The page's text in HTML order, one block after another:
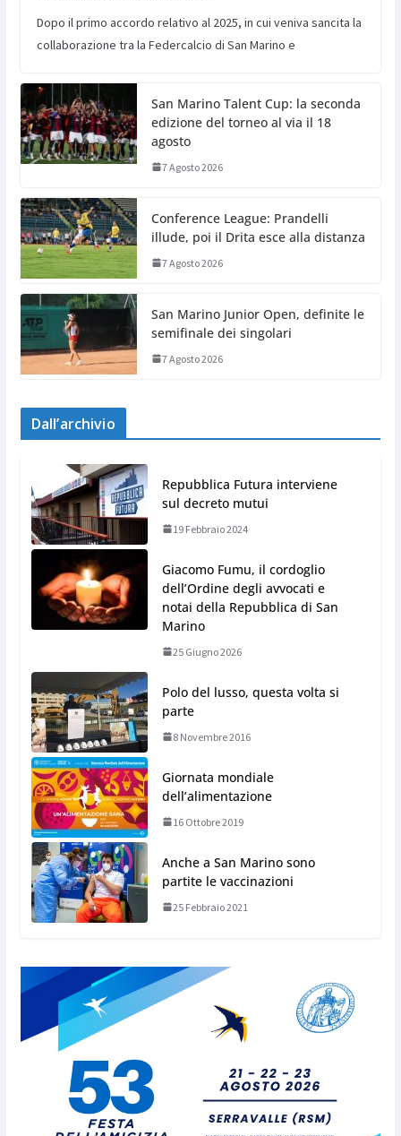
Dopo il primo accordo relativo al 2025, in cui veniva sancita la
collaborazione tra la Federcalcio di San Marino e
San Marino Talent Cup: la seconda
edizione del torneo al via il 18
agosto
7 Agosto 2026
Conference League: Prandelli
illude, poi il Drita esce alla distanza
7 Agosto 2026
San Marino Junior Open, definite le
semifinale dei singolari
7 Agosto 2026
Dall’archivio
Repubblica Futura interviene
sul decreto mutui
19 Febbraio 2024
Giacomo Fumu, il cordoglio
dell’Ordine degli avvocati e
notai della Repubblica di San
Marino
25 Giugno 2026
Polo del lusso, questa volta si
parte
8 Novembre 2016
Giornata mondiale
dell’alimentazione
16 Ottobre 2019
Anche a San Marino sono
partite le vaccinazioni
25 Febbraio 2021